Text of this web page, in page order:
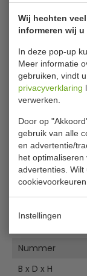
Wij hechten
informeren wij
In deze pop-up
Meer informatie
gebruiken, vindt
privacyverklaring
verwerken.
Door op
gebruik van alle
en advertentie/
het
advertenties.
Instellingen
functionaliteit
hoogwaardig
alleen
elke
Met een
apparaat voor
uw
bespaart tijd en
de temperatuur
Het
flexibiliteit en
koelwerkbank
Bijlages
Handleiding
Specificaties
Nummer
B x D x H